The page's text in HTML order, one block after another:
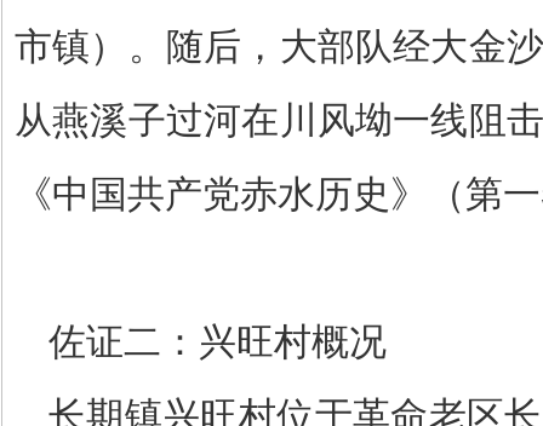
市镇）。随后，大部队经大金
从燕溪子过河在川风坳一线阻
《中国共产党赤水历史》（第
佐证二：兴旺村概况
长期镇兴旺村位于革命老区